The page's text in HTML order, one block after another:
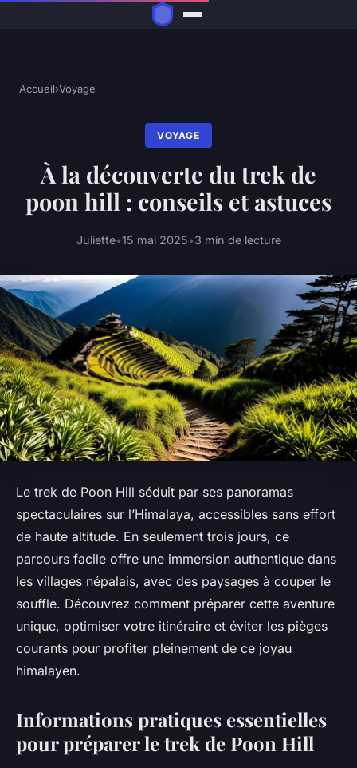
Accueil›Voyage
VOYAGE
À la découverte du trek de
poon hill : conseils et astuces
Juliette•15 mai 2025•3 min de lecture
Le trek de Poon Hill séduit par ses panoramas
spectaculaires sur l’Himalaya, accessibles sans effort
de haute altitude. En seulement trois jours, ce
parcours facile offre une immersion authentique dans
les villages népalais, avec des paysages à couper le
souffle. Découvrez comment préparer cette aventure
unique, optimiser votre itinéraire et éviter les pièges
courants pour profiter pleinement de ce joyau
himalayen.
Informations pratiques essentielles
pour préparer le trek de Poon Hill